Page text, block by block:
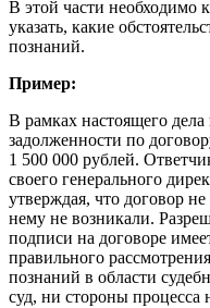
В этой части необходимо
указать, какие
познаний.
Пример:
В рамках настоящего дела
задолженности по
1 500 000 рублей.
своего генерального
утверждая, что договор
нему не возникали.
подписи на договоре
правильного
познаний в области
суд, ни стороны процесса